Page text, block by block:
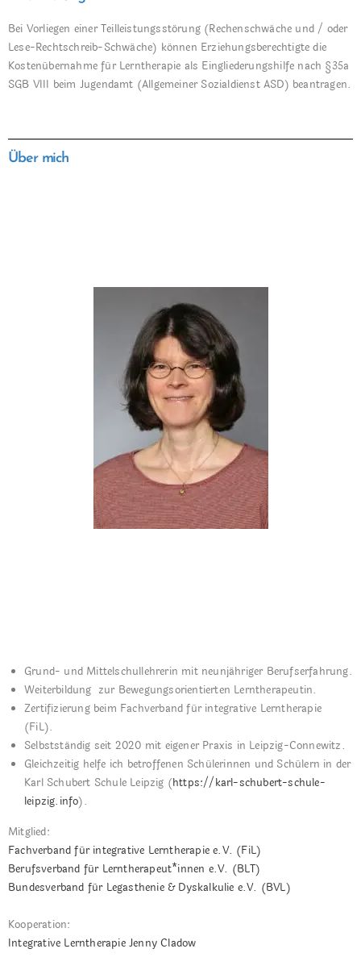
Bei Vorliegen einer Teilleistungsstörung (Rechenschwäche und / oder
Lese-Rechtschreib-Schwäche) können Erziehungsberechtigte die
Kostenübernahme für Lerntherapie als Eingliederungshilfe nach §35a
SGB VIII beim Jugendamt (Allgemeiner Sozialdienst ASD) beantragen.
Über mich
Grund- und Mittelschullehrerin mit neunjähriger Berufserfahrung.
Weiterbildung zur Bewegungsorientierten Lerntherapeutin.
Zertifizierung beim Fachverband für integrative Lerntherapie
(FiL).
Selbstständig seit 2020 mit eigener Praxis in Leipzig-Connewitz.
Gleichzeitig helfe ich betroffenen Schülerinnen und Schülern in der
Karl Schubert Schule Leipzig (https://karl-schubert-schule-
leipzig.info).
Mitglied:
Fachverband für integrative Lerntherapie e.V. (FiL)
Berufsverband für Lerntherapeut*innen e.V. (BLT)
Bundesverband für Legasthenie & Dyskalkulie e.V. (BVL)
Kooperation:
Integrative Lerntherapie Jenny Cladow